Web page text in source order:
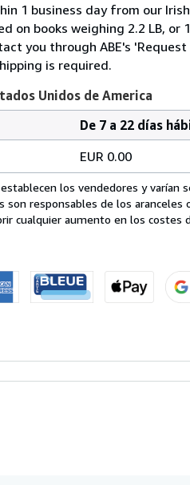
1 business day from our
on books weighing 2.2 LB, or
you through ABE's
is required.
Unidos de America
De 7 a 22 días
EUR 0.00
los vendedores y varían
son responsables de los
cualquier aumento en los costes